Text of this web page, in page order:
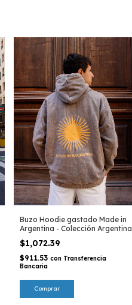
Buzo Hoodie gastado Made in
Argentina - Colección Argentina
$1,072.39
$911.53 con Transferencia
Bancaria
Comprar